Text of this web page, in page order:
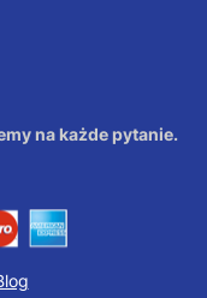
na każde pytanie.